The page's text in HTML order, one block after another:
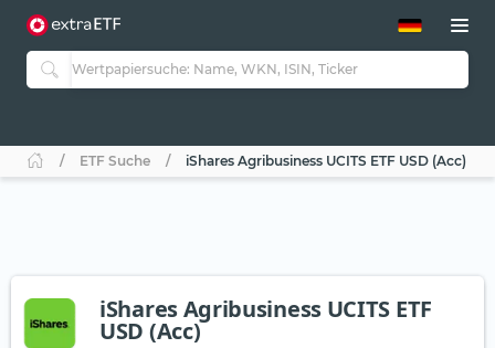
ETF-Guide 2.0
Guide Aktive ETFs
ETF-Sparpläne
ETF Suche iShares Agribusiness UCITS ETF USD (Acc)
iShares Agribusiness UCITS ETF
USD (Acc)